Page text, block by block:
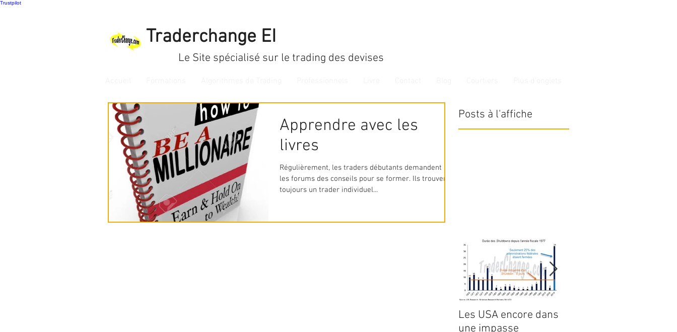
Trustpilot
Traderchange EI
Le Site spécialisé sur le trading des devises
Apprendre avec les
livres
Régulièrement, les traders débutants demandent sur
les forums des conseils pour se former. Ils trouvent
toujours un trader individuel...
Posts à l'affiche
Les USA encore dans
une impasse